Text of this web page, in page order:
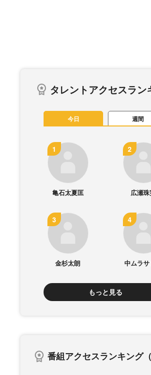
タレントアクセスラン
今日 週間
亀石太夏匡 広瀬
金杉太朗 中ムラサ
もっと見る
番組アクセスランキング（